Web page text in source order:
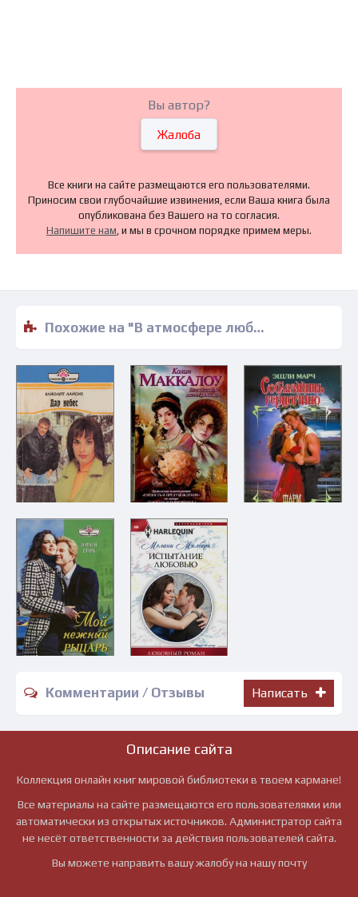
Вы автор?
Жалоба
Все книги на сайте размещаются его пользователями.
Приносим свои глубочайшие извинения, если Ваша книга была
опубликована без Вашего на то согласия.
Напишите нам, и мы в срочном порядке примем меры.
Похожие на "В атмосфере любви - Карен Темплтон-Берджер" книги читать бесплатно полные версии
Комментарии / Отзывы Написать
Описание сайта
Коллекция онлайн книг мировой библиотеки в твоем кармане!
Все материалы на сайте размещаются его пользователями или
автоматически из открытых источников. Администратор сайта
не несёт ответственности за действия пользователей сайта.
Вы можете направить вашу жалобу на нашу почту